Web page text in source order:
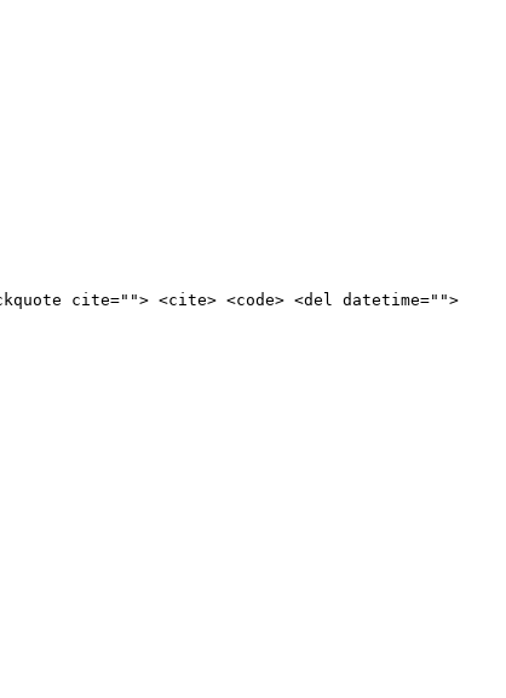
cite=""> <cite> <code> <del datetime="">